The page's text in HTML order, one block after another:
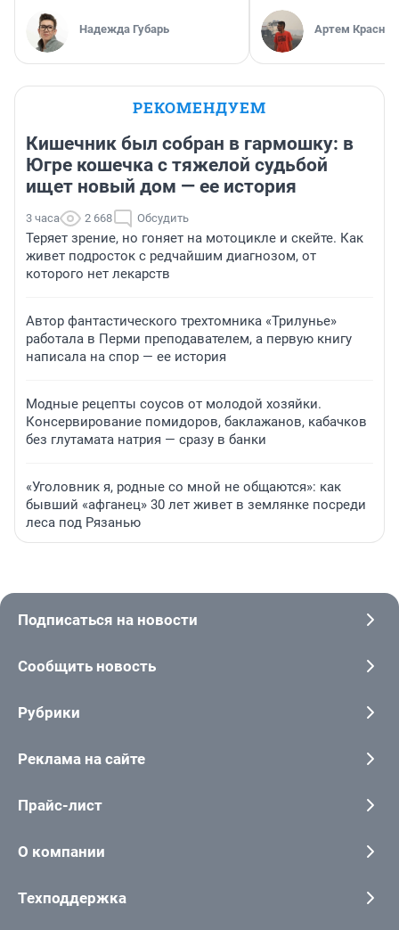
Надежда Губарь Артем Краснов
РЕКОМЕНДУЕМ
Кишечник был собран в гармошку: в
Югре кошечка с тяжелой судьбой
ищет новый дом — ее история
3 часа 2 668 Обсудить
Теряет зрение, но гоняет на мотоцикле и скейте. Как
живет подросток с редчайшим диагнозом, от
которого нет лекарств
Автор фантастического трехтомника «Трилунье»
работала в Перми преподавателем, а первую книгу
написала на спор — ее история
Модные рецепты соусов от молодой хозяйки.
Консервирование помидоров, баклажанов, кабачков
без глутамата натрия — сразу в банки
«Уголовник я, родные со мной не общаются»: как
бывший «афганец» 30 лет живет в землянке посреди
леса под Рязанью
Подписаться на новости
Сообщить новость
Рубрики
Реклама на сайте
Прайс-лист
О компании
Техподдержка